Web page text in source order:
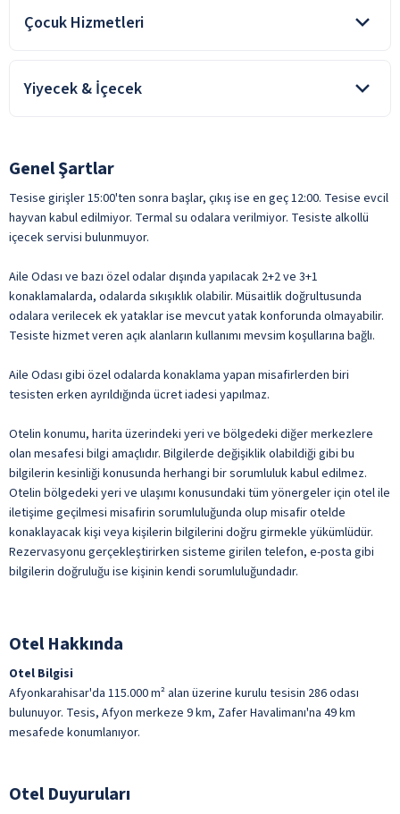
1 adet bayan termal havuz
1 adet bayan hamam
Market
Toplantı Salonu
Bilardo
Langırt
Su Kaydırağı
ile belirtilen özellikler ücretlidir.
Çocuk Hizmetleri
Çocuk Havuzu
Oyun Bahçesi
Yiyecek & İçecek
ücretli.
07:00-10:00 Kahvaltı
16:00-17:00 Çay Saati
19:30-21:30 Akşam Yemeği
**Akşam yemeği esnasında, misafirlere kişi başı 1
meşrubat(Kola, Fanta, Gazoz, Soda ve Fuse Tea) ücretsiz
olarak servis edilecektir. Bardak ile servis edilecektir.
**Saat 08.00-00.00 arasında, Lobi alanlarında misafirlere çay
ücretsiz olarak servis edilecektir.
Dondurma
Restoran
Şişeli İçecekler
Taze Sıkılmış Meyve Suları
Türk Kahvesi
Genel Şartlar
Tesise girişler 15:00'ten sonra başlar, çıkış ise en geç 12:00. Tesise evcil
hayvan kabul edilmiyor. Termal su odalara verilmiyor. Tesiste alkollü
içecek servisi bulunmuyor.
Aile Odası ve bazı özel odalar dışında yapılacak 2+2 ve 3+1
konaklamalarda, odalarda sıkışıklık olabilir. Müsaitlik doğrultusunda
odalara verilecek ek yataklar ise mevcut yatak konforunda olmayabilir.
Tesiste hizmet veren açık alanların kullanımı mevsim koşullarına bağlı.
Aile Odası gibi özel odalarda konaklama yapan misafirlerden biri
tesisten erken ayrıldığında ücret iadesi yapılmaz.
Otelin konumu, harita üzerindeki yeri ve bölgedeki diğer merkezlere
olan mesafesi bilgi amaçlıdır. Bilgilerde değişiklik olabildiği gibi bu
bilgilerin kesinliği konusunda herhangi bir sorumluluk kabul edilmez.
Otelin bölgedeki yeri ve ulaşımı konusundaki tüm yönergeler için otel ile
iletişime geçilmesi misafirin sorumluluğunda olup misafir otelde
konaklayacak kişi veya kişilerin bilgilerini doğru girmekle yükümlüdür.
Rezervasyonu gerçekleştirirken sisteme girilen telefon, e-posta gibi
bilgilerin doğruluğu ise kişinin kendi sorumluluğundadır.
Otel Hakkında
Otel Bilgisi
Afyonkarahisar'da 115.000 m² alan üzerine kurulu tesisin 286 odası
bulunuyor. Tesis, Afyon merkeze 9 km, Zafer Havalimanı'na 49 km
mesafede konumlanıyor.
Otel Duyuruları